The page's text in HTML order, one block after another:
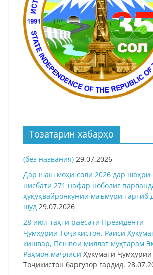
Тозатарин хабарҳо
(без названия) 29.07.2026
Дар шаш моҳи соли 2026 дар шаҳри
нисбати 271 нафар ноболиғ
ҳуқуқвайронкунии маъмурӣ тартиб
шуд 29.07.2026
28 июл таҳти раёсати Президенти
Ҷумҳурии Тоҷикистон, Раиси
кишвар, Пешвои миллат муҳтарам
Раҳмон маҷлиси Ҳукумати Ҷумҳурии
Тоҷикистон баргузор гардид.